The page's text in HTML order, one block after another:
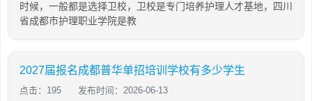
时候，一般都是选择卫校，卫校是专门培养护理人才基地，四川
省成都市护理职业学院是教
2027届报名成都普华单招培训学校有多少学生
点击：195 发布时间：2026-06-13